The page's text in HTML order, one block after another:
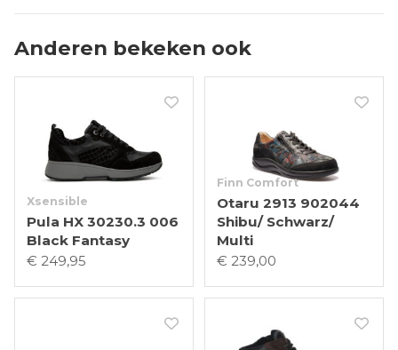
Anderen bekeken ook
Xsensible
Pula HX 30230.3 006
Black Fantasy
€ 249,95
Finn Comfort
Otaru 2913 902044
Shibu/ Schwarz/
Multi
€ 239,00